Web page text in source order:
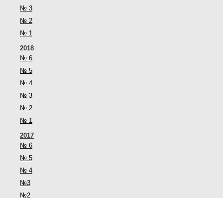
№ 3
№ 2
№ 1
2018
№ 6
№ 5
№ 4
№ 3
№ 2
№ 1
2017
№ 6
№ 5
№ 4
№3
№2